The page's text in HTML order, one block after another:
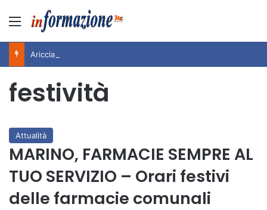
Menu
festività
Attualità
MARINO, FARMACIE SEMPRE AL
TUO SERVIZIO – Orari festivi
delle farmacie comunali